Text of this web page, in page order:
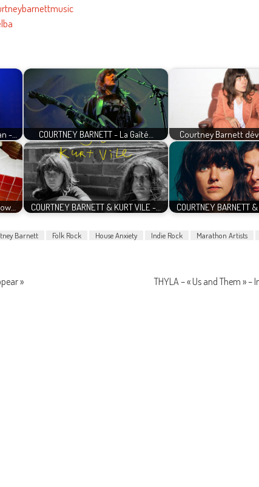
-… COURTNEY BARNETT - La Gaîté… Courtney Barnett
COURTNEY BARNETT & KURT VILE -… COURTNEY BARNETT
Barnett Folk Rock House Anxiety Indie Rock Marathon Artists
» THYLA – « Us and Them »